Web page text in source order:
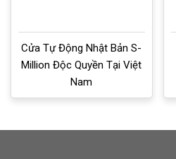
Cửa Tự Động Nhật Bản S-
Million Độc Quyền Tại Việt
Nam